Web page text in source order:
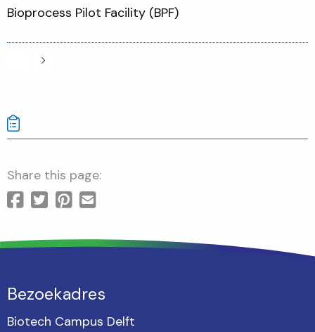
Bioprocess Pilot Facility (BPF)
Share this page:
Bezoekadres
Biotech Campus Delft